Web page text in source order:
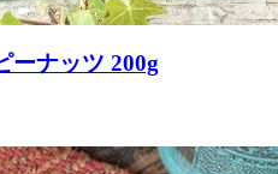
ーナッツ 200g